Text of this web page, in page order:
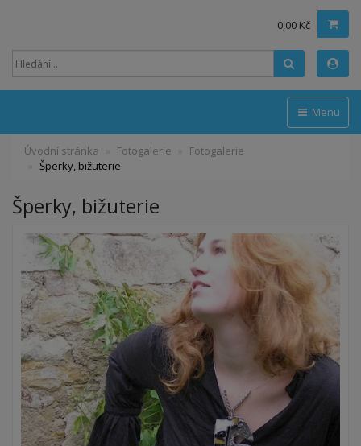
0,00 Kč
Menu
Úvodní stránka Fotogalerie
Fotogalerie
Šperky, bižuterie
Šperky, bižuterie